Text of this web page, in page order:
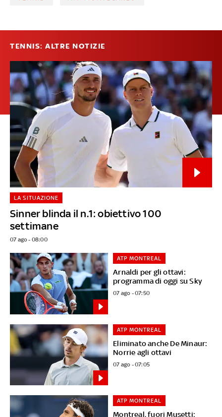
TENNIS: ALTRE NOTIZIE
Sinner blinda il n.1: obiettivo 100
settimane
LA SITUAZIONE
07 ago - 08:00
Arnaldi per gli ottavi:
programma di oggi su Sky
ATP MONTREAL
07 ago - 07:50
Eliminato anche De Minaur:
Norrie agli ottavi
ATP MONTREAL
07 ago - 07:05
Montreal, fuori Musetti:
ATP MONTREAL